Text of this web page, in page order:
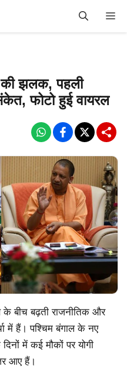
की झलक, पहली
फोटो हुई वायरल
के बीच बढ़ती राजनीतिक और
में हैं। पश्चिम बंगाल के नए
में कई मौकों पर योगी
आए हैं।